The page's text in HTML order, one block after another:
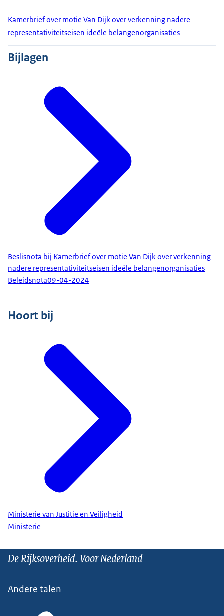
Kamerbrief over motie Van Dijk over verkenning nadere
representativiteitseisen ideële belangenorganisaties
Bijlagen
Beslisnota bij Kamerbrief over motie Van Dijk over verkenning
nadere representativiteitseisen ideële belangenorganisaties
Beleidsnota09-04-2024
Hoort bij
Ministerie van Justitie en Veiligheid
Ministerie
De Rijksoverheid. Voor Nederland
Andere talen